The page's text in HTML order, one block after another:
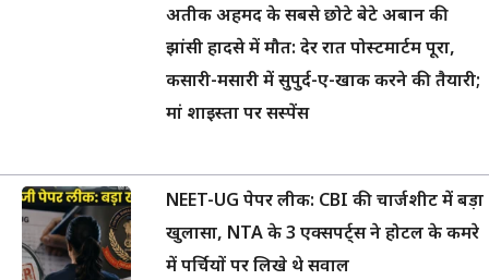
अतीक अहमद के सबसे छोटे बेटे अबान की
झांसी हादसे में मौत: देर रात पोस्टमार्टम पूरा,
कसारी-मसारी में सुपुर्द-ए-खाक करने की तैयारी;
मां शाइस्ता पर सस्पेंस
NEET-UG पेपर लीक: CBI की चार्जशीट में बड़ा
खुलासा, NTA के 3 एक्सपर्ट्स ने होटल के कमरे
में पर्चियों पर लिखे थे सवाल